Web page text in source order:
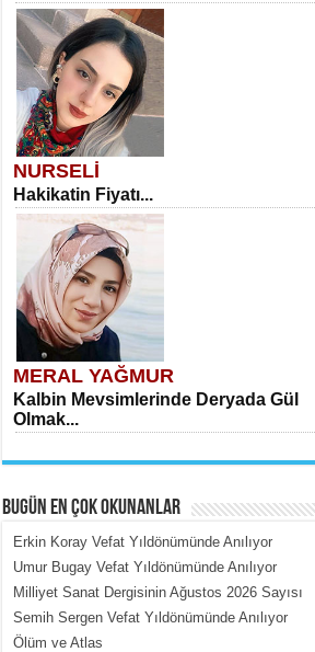
NURSELİ
Hakikatin Fiyatı...
MERAL YAĞMUR
Kalbin Mevsimlerinde Deryada Gül
Olmak...
MEHMET ÇOBAN
İçerdeki Put Dışardaki Maskeler...
BUGÜN EN ÇOK OKUNANLAR
Erkin Koray Vefat Yıldönümünde Anılıyor
Umur Bugay Vefat Yıldönümünde Anılıyor
Milliyet Sanat Dergisinin Ağustos 2026 Sayısı
Semih Sergen Vefat Yıldönümünde Anılıyor
Ölüm ve Atlas